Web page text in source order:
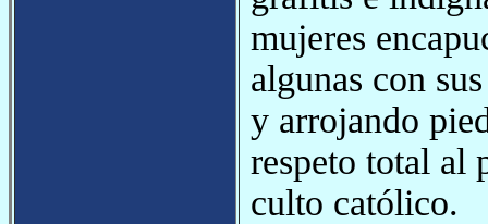
mujeres
algunas con
y arrojando
respeto total al
culto católico.